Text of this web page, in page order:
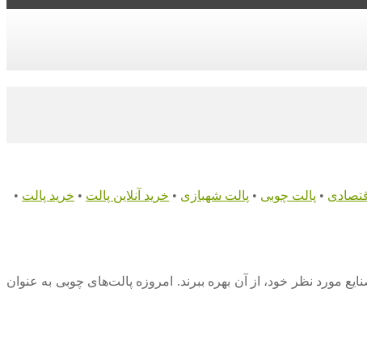
• پالت چوبی • پالت شهبازی • خرید آنلاین پالت • خرید پالت •
مورد نظر خود، از آن بهره ببرند. امروزه پالت‌های چوبی به عنوان